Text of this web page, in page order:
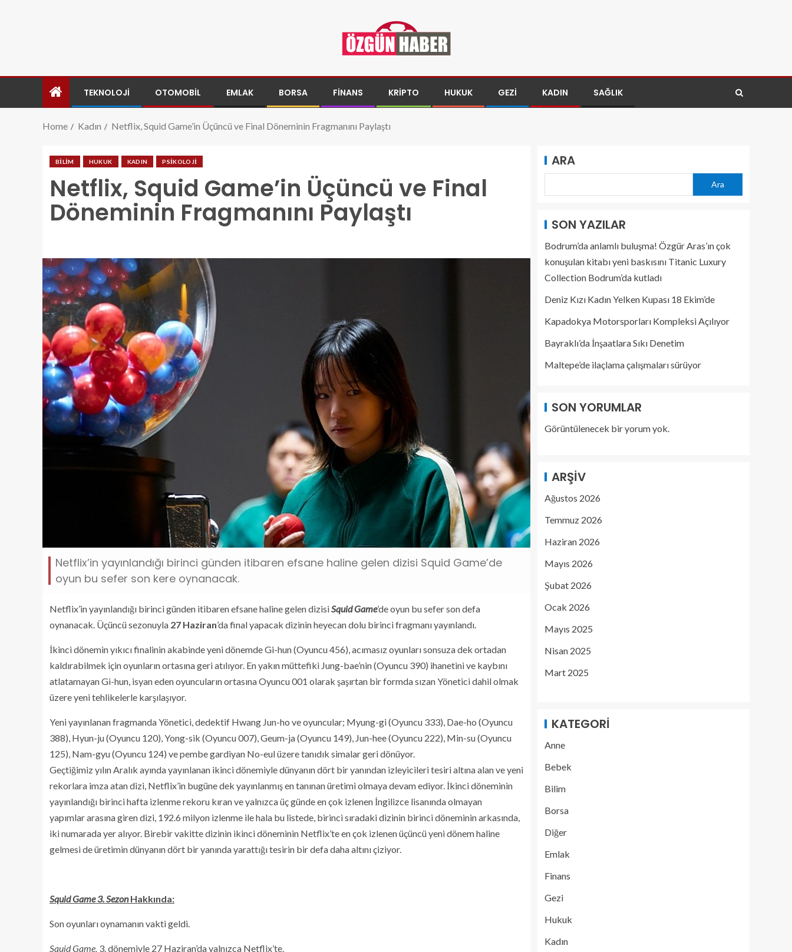
TEKNOLOJI OTOMOBIL EMLAK BORSA FINANS KRIPTO HUKUK GEZI KADIN SAĞLIK
Home Kadın Netflix, Squid Game’in Üçüncü ve Final Döneminin Fragmanını Paylaştı
BILIM HUKUK KADIN PSIKOLOJI
Netflix, Squid Game’in Üçüncü ve Final
Döneminin Fragmanını Paylaştı
Netflix’in yayınlandığı birinci günden itibaren efsane haline gelen dizisi Squid Game’de
oyun bu sefer son kere oynanacak.
Netflix’in yayınlandığı birinci günden itibaren efsane haline gelen dizisiSquid Game’de oyun bu sefer son defa
oynanacak. Üçüncü sezonuyla 27 Haziran’da final yapacak dizinin heyecan dolu birinci fragmanı yayınlandı.
İkinci dönemin yıkıcı finalinin akabinde yeni dönemde Gi-hun(Oyuncu 456), acımasız oyunları sonsuza dek ortadan
kaldırabilmek için oyunların ortasına geri atılıyor. En yakın müttefiki Jung-bae’nin (Oyuncu 390) ihanetini ve kaybını
atlatamayan Gi-hun, isyan eden oyuncuların ortasına Oyuncu 001 olarak şaşırtan bir formda sızan Yönetici dahil olmak
üzere yeni tehlikelerle karşılaşıyor.
Yeni yayınlanan fragmanda Yönetici, dedektif Hwang Jun-ho ve oyuncular; Myung-gi (Oyuncu 333), Dae-ho (Oyuncu
388), Hyun-ju (Oyuncu 120), Yong-sik (Oyuncu 007), Geum-ja (Oyuncu 149), Jun-hee (Oyuncu 222), Min-su (Oyuncu
125), Nam-gyu (Oyuncu 124) ve pembe gardiyan No-eul üzere tanıdık simalar geri dönüyor.
Geçtiğimiz yılın Aralık ayında yayınlanan ikinci dönemiyle dünyanın dört bir yanından izleyicileri tesiri altına alan ve yeni
rekorlara imza atan dizi, Netflix’in bugüne dek yayınlanmış en tanınan üretimi olmaya devam ediyor. İkinci döneminin
yayınlandığı birinci hafta izlenme rekoru kıran ve yalnızca üç günde en çok izlenen İngilizce lisanında olmayan
yapımlar arasına giren dizi, 192.6 milyon izlenme ile hala bu listede, birinci sıradaki dizinin birinci döneminin arkasında,
iki numarada yer alıyor. Birebir vakitte dizinin ikinci döneminin Netflix’te en çok izlenen üçüncü yeni dönem haline
gelmesi de üretimin dünyanın dört bir yanında yarattığı tesirin bir defa daha altını çiziyor.
Squid Game 3. SezonHakkında:
Son oyunları oynamanın vakti geldi.
Squid Game, 3. dönemiyle 27 Haziran’da yalnızca Netflix’te.
ARA
Ara
SON YAZILAR
Bodrum’da anlamlı buluşma! Özgür Aras’ın çok
konuşulan kitabı yeni baskısını Titanic Luxury
Collection Bodrum’da kutladı
Deniz Kızı Kadın Yelken Kupası 18 Ekim’de
Kapadokya Motorsporları Kompleksi Açılıyor
Bayraklı’da İnşaatlara Sıkı Denetim
Maltepe’de ilaçlama çalışmaları sürüyor
SON YORUMLAR
Görüntülenecek bir yorum yok.
ARŞIV
Ağustos 2026
Temmuz 2026
Haziran 2026
Mayıs 2026
Şubat 2026
Ocak 2026
Mayıs 2025
Nisan 2025
Mart 2025
KATEGORI
Anne
Bebek
Bilim
Borsa
Diğer
Emlak
Finans
Gezi
Hukuk
Kadın